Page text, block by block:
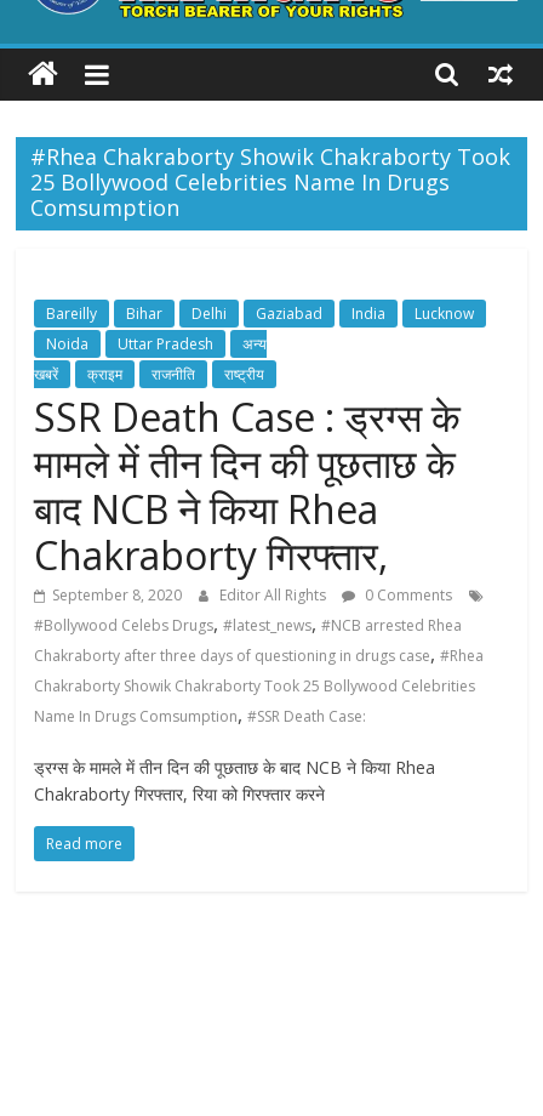
ALL
RIGHTS
Torch
Bearer
of
#Rhea Chakraborty Showik Chakraborty Took
25 Bollywood Celebrities Name In Drugs
Comsumption
Bareilly Bihar Delhi Gaziabad India
Lucknow
Noida
Uttar Pradesh
अन्य
खबरें
क्राइम राजनीति राष्ट्रीय
SSR Death Case : ड्रग्स के
मामले में तीन दिन की पूछताछ के
बाद NCB ने किया Rhea
Chakraborty गिरफ्तार,
September 8, 2020 Editor All Rights
0 Comments
#Bollywood Celebs Drugs,#latest_news,#NCB arrested Rhea
Chakraborty after three days of questioning in drugs case,#Rhea
Chakraborty Showik Chakraborty Took 25 Bollywood Celebrities
Name In Drugs Comsumption,#SSR Death Case:
ड्रग्स के मामले में तीन दिन की पूछताछ के बाद NCB ने किया Rhea
Chakraborty गिरफ्तार, रिया को गिरफ्तार करने
Read more